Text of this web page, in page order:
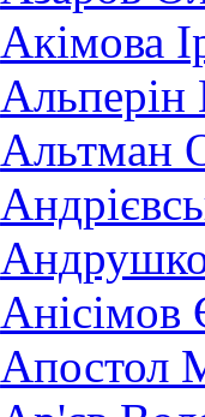
Акімова
Альтман
Анісімов
Апостол